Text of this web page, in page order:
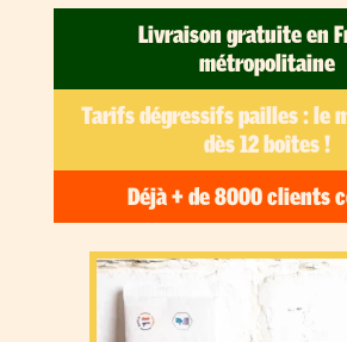
Livraison gratuite en
métropolitaine
Tarifs dégressifs pailles : le
dès 12 boîtes !
Déjà + de 8000 clients